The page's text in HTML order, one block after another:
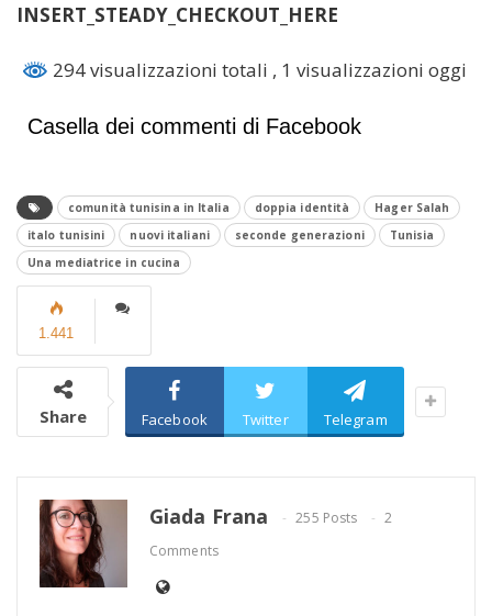
INSERT_STEADY_CHECKOUT_HERE
294 visualizzazioni totali , 1 visualizzazioni oggi
Casella dei commenti di Facebook
comunità tunisina in Italia doppia identità
Hager Salah
italo tunisini
nuovi italiani seconde generazioni
Tunisia
Una mediatrice in cucina
1.441
Share Facebook Twitter Telegram
Giada Frana 255 Posts
2
Comments